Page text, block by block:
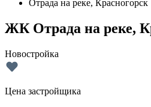
Отрада на реке, Красногорск
ЖК Отрада на реке,
Новостройка
Цена застройщика